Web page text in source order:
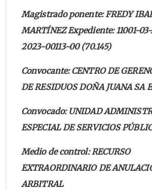
Magistrado ponente: FREDY
MARTÍNEZ Expediente: 11001-
2023-00113-00 (70.145)
Convocante: CENTRO DE
DE RESIDUOS DOÑA JUANA SA
Convocado: UNIDAD
ESPECIAL DE SERVICIOS
Medio de control: RECURSO
EXTRAORDINARIO DE
ARBITRAL